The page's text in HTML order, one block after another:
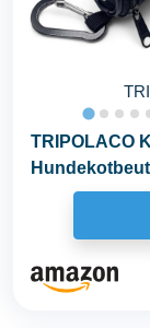
TRIPOLACO
Karabiner,